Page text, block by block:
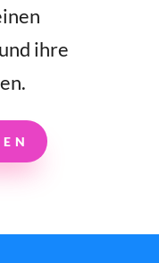
ihre